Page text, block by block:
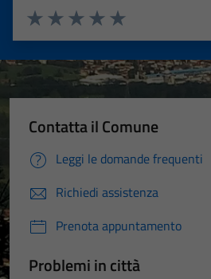
Valuta 5 stelle su 5
Valuta 4 stelle su 5
Valuta 3 stelle su 5
Valuta 2 stelle su 5
Valuta 1 stelle su 5
Contatta il Comune
Leggi le domande frequenti
Richiedi assistenza
Prenota appuntamento
Problemi in città